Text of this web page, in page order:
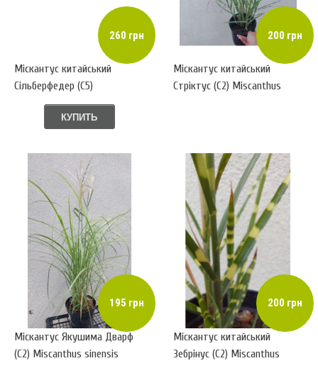
260 грн
Міскантус китайський
Сільберфедер (С5)
Miscanthus sinensis
КУПИТЬ
200 грн
Міскантус китайський
Стріктус (С2) Miscanthus
195 грн
Міскантус Якушима Дварф
(С2) Miscanthus sinensis
200 грн
Міскантус китайський
Зебрінус (С2) Miscanthus